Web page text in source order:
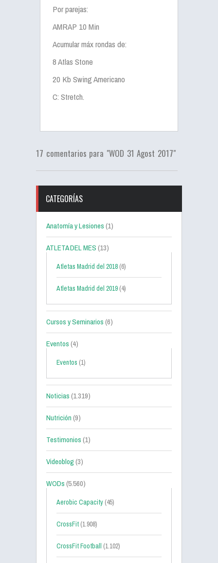
Por parejas:
AMRAP 10 Min
Acumular máx rondas de:
8 Atlas Stone
20 Kb Swing Americano
C: Stretch.
17 comentarios para "WOD 31 Agost 2017"
CATEGORÍAS
Anatomía y Lesiones(1)
ATLETA DEL MES(13)
Atletas Madrid del 2018 (6)
Atletas Madrid del 2019 (4)
Cursos y Seminarios(6)
Eventos(4)
Eventos (1)
Noticias(1.319)
Nutrición(9)
Testimonios(1)
Videoblog(3)
WODs(5.560)
Aerobic Capacity (45)
CrossFit (1.908)
CrossFit Football (1.102)